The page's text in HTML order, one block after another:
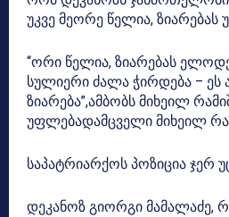
უკვე მეორე წელია, ზიარებას
“ორი წელია, ზიარებას
სულიერი ძალა ჭირდება – ეს
ზიარება”,ამბობს მიხეილ
უფლებადამცველი მიხეილ
საპატრიარქოს პოზიცია ჯერ
დეკანოზ გიორგი მამალაძე,